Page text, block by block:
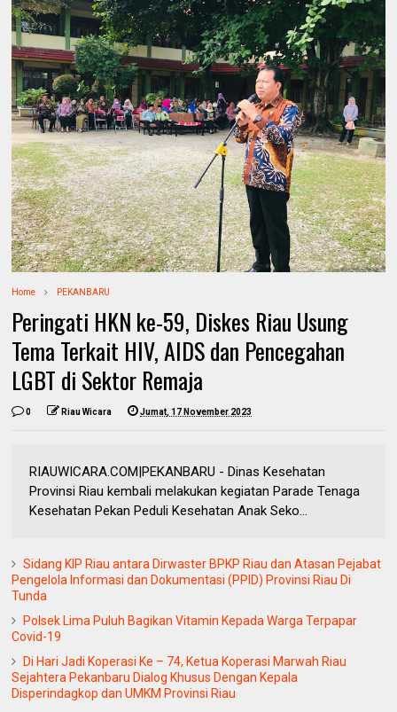
Home PEKANBARU
Peringati HKN ke-59, Diskes Riau Usung
Tema Terkait HIV, AIDS dan Pencegahan
LGBT di Sektor Remaja
0 Riau Wicara Jumat, 17 November 2023
RIAUWICARA.COM|PEKANBARU - Dinas Kesehatan
Provinsi Riau kembali melakukan kegiatan Parade Tenaga
Kesehatan Pekan Peduli Kesehatan Anak Seko...
Sidang KIP Riau antara Dirwaster BPKP Riau dan Atasan Pejabat
Pengelola Informasi dan Dokumentasi (PPID) Provinsi Riau Di
Tunda
Polsek Lima Puluh Bagikan Vitamin Kepada Warga Terpapar
Covid-19
Di Hari Jadi Koperasi Ke – 74, Ketua Koperasi Marwah Riau
Sejahtera Pekanbaru Dialog Khusus Dengan Kepala
Disperindagkop dan UMKM Provinsi Riau